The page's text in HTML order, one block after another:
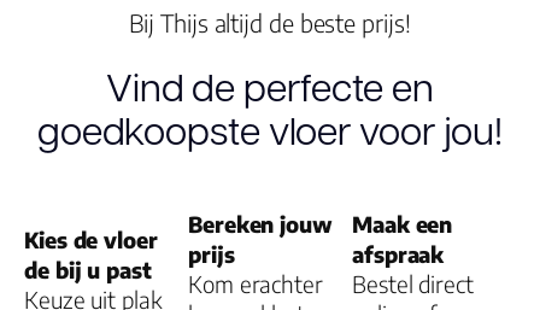
Montage
V groef
Bij Thijs altijd de beste prijs!
Vind de perfecte en
goedkoopste vloer voor jou!
Kies de vloer
de bij u past
Keuze uit plak
Bereken jouw
prijs
Kom erachter
Maak een
afspraak
Bestel direct